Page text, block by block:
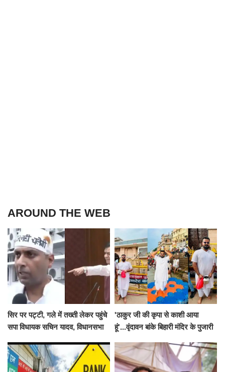
AROUND THE WEB
सिर पर पट्टी, गले में तख्ती लेकर पहुंचे
सपा विधायक सचिन यादव, विधानसभा
निलंबित
'ठाकुर जी की कृपा से काशी आया
हूं'...वृंदावन बांके बिहारी मंदिर के पुजारी
जलाभिषेक